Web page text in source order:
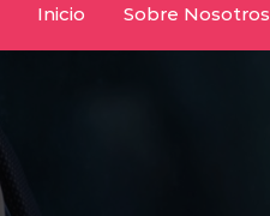
Inicio Sobre Nosotros